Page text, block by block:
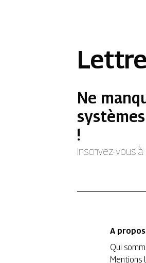
Ne
!
Inscrivez-vous
A propos
Qui
Mentions